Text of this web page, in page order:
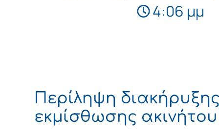
4:06 μμ
Περίληψη
εκμίσθωσης ακινήτου